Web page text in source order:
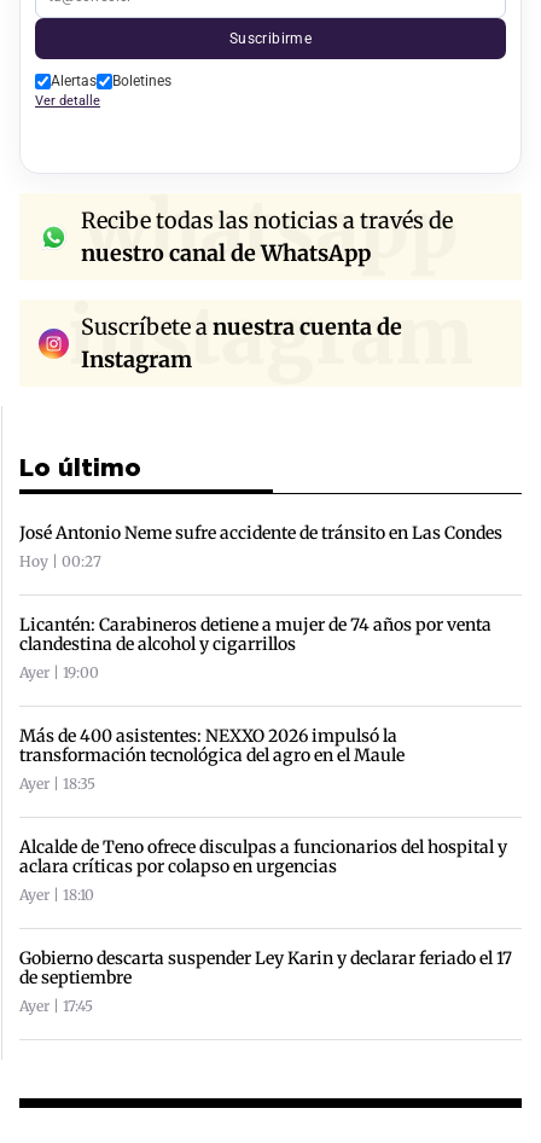
Suscribirme
Alertas Boletines
Ver detalle
whatsapp
Recibe todas las noticias a través de
nuestro canal de WhatsApp
instagram
Suscríbete anuestra cuenta de
Instagram
Lo último
José Antonio Neme sufre accidente de tránsito en Las Condes
Hoy | 00:27
Licantén: Carabineros detiene a mujer de 74 años por venta
clandestina de alcohol y cigarrillos
Ayer | 19:00
Más de 400 asistentes: NEXXO 2026 impulsó la
transformación tecnológica del agro en el Maule
Ayer | 18:35
Alcalde de Teno ofrece disculpas a funcionarios del hospital y
aclara críticas por colapso en urgencias
Ayer | 18:10
Gobierno descarta suspender Ley Karin y declarar feriado el 17
de septiembre
Ayer | 17:45